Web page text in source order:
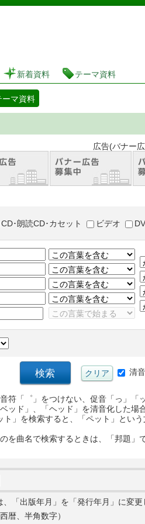
蔵書検索・予約システム
新着資料 テーマ資料
ーマ資料
ナー広告等については、
CD･朗読CD･カセット ビデオ
清
符「゜」をつけない、促音「っ」「
ッド」、「ヘッド」を清音化した場
ト」を検索すると、「ペット」とい
を曲名で検索するときは、「邦題」
「出版年月」を「発行年月」に変更
暦、半角数字）